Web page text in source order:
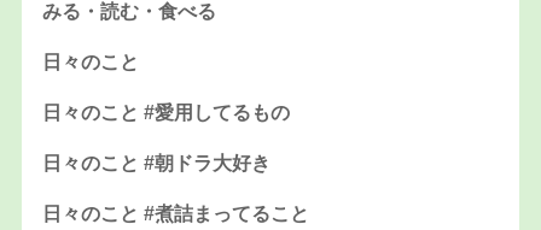
みる・読む・食べる
日々のこと
日々のこと #愛用してるもの
日々のこと #朝ドラ大好き
日々のこと #煮詰まってること